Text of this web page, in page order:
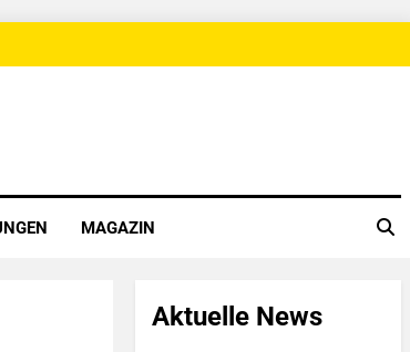
MAGAZIN
Aktuelle News